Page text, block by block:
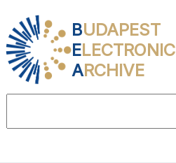
BUDAPEST
ELECTRONIC
ARCHIVE